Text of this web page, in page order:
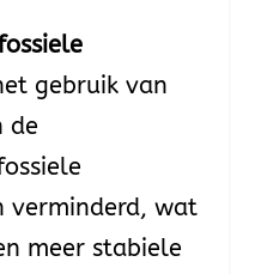
gebruik van
de
verminderd, wat
meer stabiele